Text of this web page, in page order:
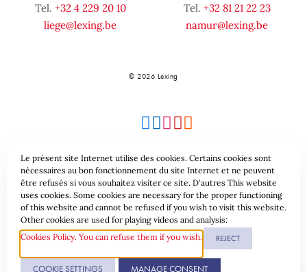
Tel. +32 4 229 20 10
liege@lexing.be
Tel. +32 81 21 22 23
namur@lexing.be
© 2026 Lexing
Seitenübersicht Allgemeine geschäftsbedingungen
Datenschutzrichtlinie & Cookies
Website erstellt durch
Le présent site Internet utilise des cookies. Certains cookies sont
nécessaires au bon fonctionnement du site Internet et ne peuvent
être refusés si vous souhaitez visiter ce site. D'autres This website
uses cookies. Some cookies are necessary for the proper functioning
of this website and cannot be refused if you wish to visit this website.
Other cookies are used for playing videos and analysis:
Cookies Policy. You can refuse them if you wish.
REJECT
COOKIE SETTINGS MANAGE CONSENT